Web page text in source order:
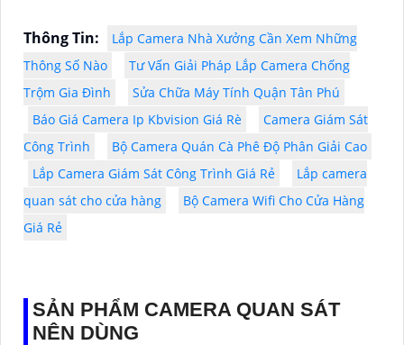
Thông Tin:
Lắp Camera Nhà Xưởng Cần Xem Những
Thông Số Nào
Tư Vấn Giải Pháp Lắp Camera Chống
Trộm Gia Đình
Sửa Chữa Máy Tính Quận Tân Phú
Báo Giá Camera Ip Kbvision Giá Rè
Camera Giám Sát
Công Trình
Bộ Camera Quán Cà Phê Độ Phân Giải Cao
Lắp Camera Giám Sát Công Trình Giá Rẻ
Lắp camera
quan sát cho cửa hàng
Bộ Camera Wifi Cho Cửa Hàng
Giá Rẻ
SẢN PHẨM CAMERA QUAN SÁT
NÊN DÙNG